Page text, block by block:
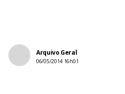
Arquivo Geral
06/05/2014 16h01